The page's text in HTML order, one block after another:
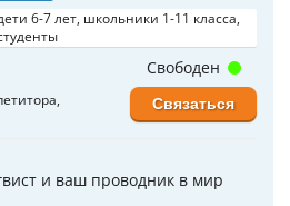
6-7 лет, школьники 1-11 класса,
и ваш проводник в мир
Свободен
Связаться